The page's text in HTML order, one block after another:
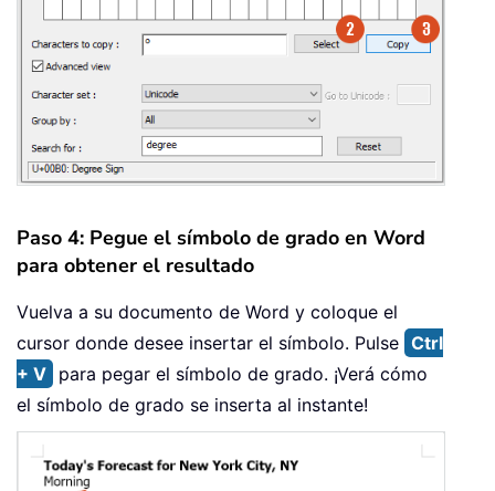
Paso 4: Pegue el símbolo de grado en Word
para obtener el resultado
Vuelva a su documento de Word y coloque el
cursor donde desee insertar el símbolo. Pulse Ctrl
+ V para pegar el símbolo de grado. ¡Verá cómo
el símbolo de grado se inserta al instante!